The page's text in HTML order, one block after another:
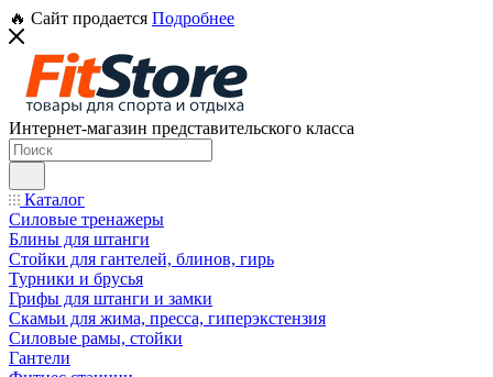
🔥 Сайт продается Подробнее
Интернет-магазин представительского класса
Каталог
Силовые тренажеры
Блины для штанги
Стойки для гантелей, блинов, гирь
Турники и брусья
Грифы для штанги и замки
Скамьи для жима, пресса, гиперэкстензия
Силовые рамы, стойки
Гантели